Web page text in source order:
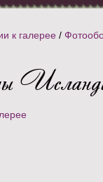
к галерее /